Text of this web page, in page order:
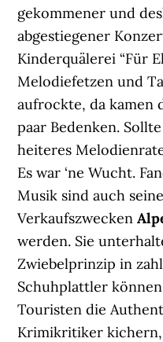
gekommener und
abgestiegener
Kinderquälerei “Für
Melodiefetzen und
aufrockte, da kamen
paar Bedenken.
heiteres
Es war ‘ne Wucht.
Musik sind auch
Verkaufszwecken
werden. Sie
Zwiebelprinzip in
Schuhplattler
Touristen die
Krimikritiker kichern,